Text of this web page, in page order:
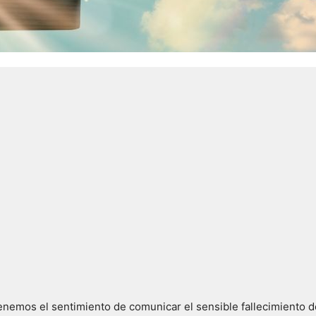
el sentimiento de comunicar el sensible fallecimiento